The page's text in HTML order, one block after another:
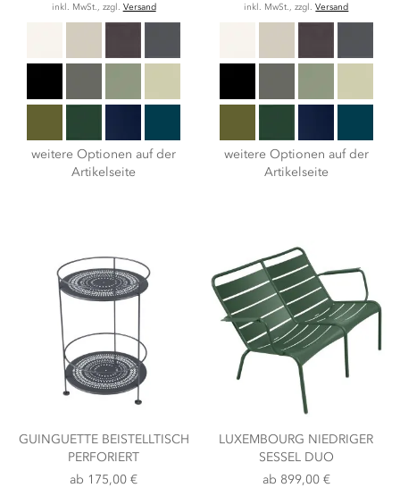
inkl. MwSt., zzgl. Versand
weitere Optionen auf der
Artikelseite
inkl. MwSt., zzgl.Versand
weitere Optionen auf der
Artikelseite
GUINGUETTE BEISTELLTISCH
PERFORIERT
ab 175,00 €
LUXEMBOURG NIEDRIGER
SESSEL DUO
ab 899,00 €